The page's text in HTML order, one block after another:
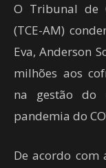
O Tribunal de
(TCE-AM)
Eva, Anderson
milhões aos
na gestão do
pandemia do
De acordo com